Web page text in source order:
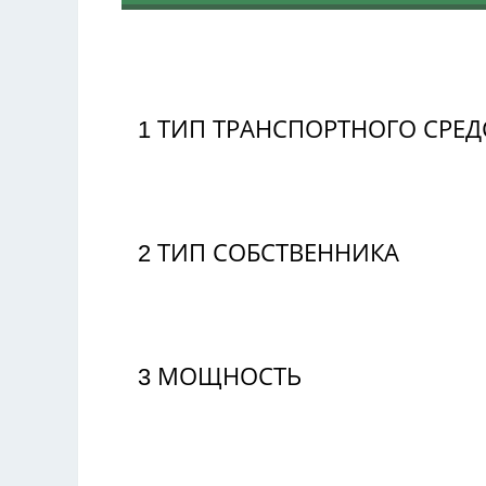
1 ТИП ТРАНСПОРТНОГО
2 ТИП СОБСТВЕННИКА
3 МОЩНОСТЬ